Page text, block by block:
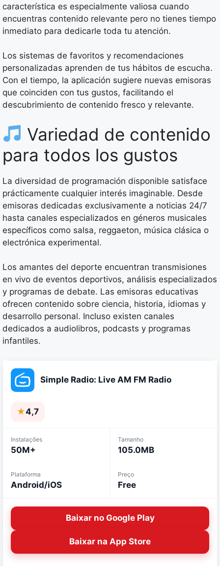
característica es especialmente valiosa cuando
encuentras contenido relevante pero no tienes tiempo
inmediato para dedicarle toda tu atención.
Los sistemas de favoritos y recomendaciones
personalizadas aprenden de tus hábitos de escucha.
Con el tiempo, la aplicación sugiere nuevas emisoras
que coinciden con tus gustos, facilitando el
descubrimiento de contenido fresco y relevante.
Variedad de contenido
para todos los gustos
La diversidad de programación disponible satisface
prácticamente cualquier interés imaginable. Desde
emisoras dedicadas exclusivamente a noticias 24/7
hasta canales especializados en géneros musicales
específicos como salsa, reggaeton, música clásica o
electrónica experimental.
Los amantes del deporte encuentran transmisiones
en vivo de eventos deportivos, análisis especializados
y programas de debate. Las emisoras educativas
ofrecen contenido sobre ciencia, historia, idiomas y
desarrollo personal. Incluso existen canales
dedicados a audiolibros, podcasts y programas
infantiles.
Simple Radio: Live AM FM Radio
★4,7
Instalações
50M+
Tamanho
105.0MB
Plataforma
Android/iOS
Preço
Free
Baixar no Google Play
Baixar na App Store